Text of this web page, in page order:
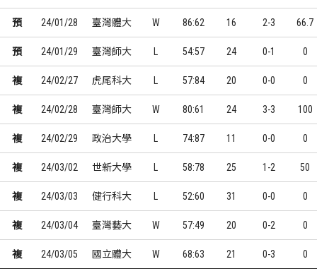
預 24/01/28 臺灣體大 W 86:62 16 2-3 66.7
預 24/01/29 臺灣師大 54:57 24 0-1 0
複 24/02/27 虎尾科大 57:84 20 0-0 0
複 24/02/28 臺灣師大 W 80:61 24 3-3 100
複 24/02/29 政治大學 74:87 11 0-0 0
複 24/03/02 世新大學 58:78 25 1-2 50
複 24/03/03 健行科大 52:60 31 0-0 0
複 24/03/04 臺灣藝大 W 57:49 20 0-2 0
複 24/03/05 國立體大 W 68:63 21 0-3 0